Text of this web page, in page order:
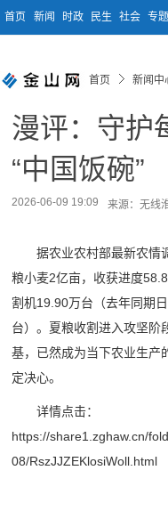
首页 新闻 时政 民生 社会 专题
首页 新闻中
漫评：守护
“中国饭碗”
2026-06-09 19:09 来源：无线
据农业农村部最新农情
粮小麦2亿亩，收获进度
割机19.90万台（去年同期
台）。夏粮收割进入攻坚阶
基，已然成为当下农业生产
定决心。
详情点击：
https://share1.zghaw.cn/
08/RszJJZEKlosiWoll.html